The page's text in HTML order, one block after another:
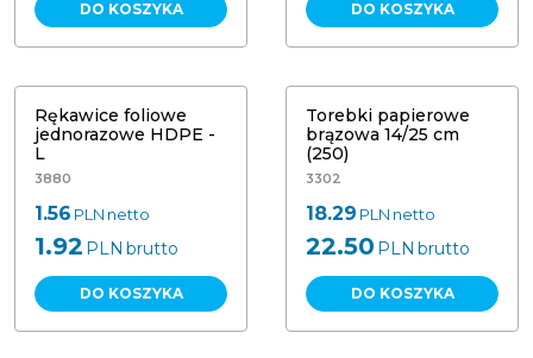
DO KOSZYKA DO KOSZYKA
Rękawice foliowe
jednorazowe HDPE -
L
3880
1.56 PLN netto
1.92 PLN brutto
DO KOSZYKA
Torebki papierowe
brązowa 14/25 cm
(250)
3302
18.29 PLN netto
22.50 PLN brutto
DO KOSZYKA